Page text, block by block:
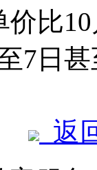
价比
7日
返